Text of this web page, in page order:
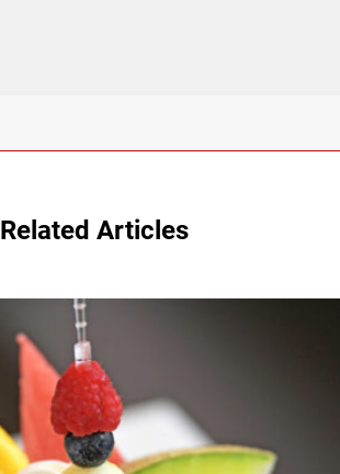
Related Articles